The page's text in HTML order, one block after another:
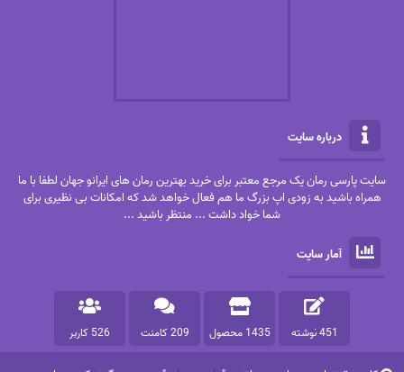
درباره سایت
سایت پارسی رمان یک مرجع معتبر برای خرید بهترین رمان های ایرانو جهان لطفا با ما
همراه باشید به زودی اپ بزرگ ما هم فعال خواهد شد که امکانات بی نظیری برای
شما خواد داشت ... منتظر باشید ...
آمار سایت
451 نوشته 1435 محصول 209 کامنت 526 کاربر